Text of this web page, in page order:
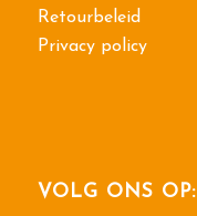
Retourbeleid
Privacy policy
VOLG ONS OP: